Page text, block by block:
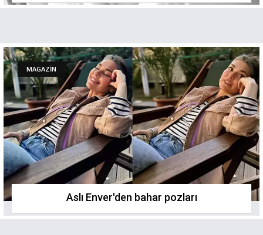
MAGAZİN
Aslı Enver'den bahar pozları